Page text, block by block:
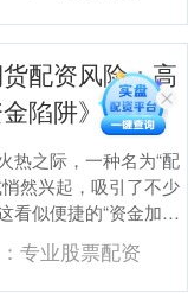
货配资风险：高
陷阱》
热之际，一种名为“配
然兴起，吸引了不少
看似便捷的“资金加速
，却隐藏着巨大的风
专业股票配资